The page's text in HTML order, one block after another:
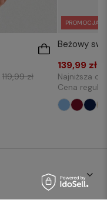
119,99 zł
PROMOCJA
Beżowy
139,99 zł
Najniższa
Cena